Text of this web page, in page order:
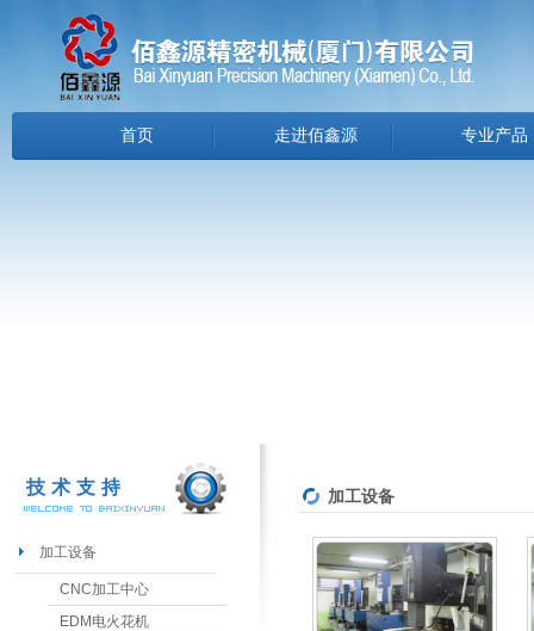
首页 走进佰鑫源 专业产品
技术支持
加工设备
CNC加工中心
EDM电火花机
加工设备